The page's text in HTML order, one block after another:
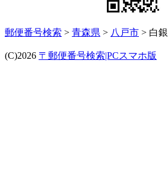
郵便番号検索 > 青森県 > 八戸市 > 白銀
(C)2026 〒郵便番号検索|PCスマホ版